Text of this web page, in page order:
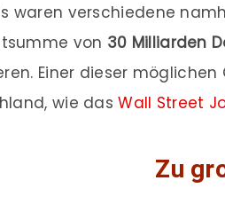
waren verschiedene
von 30 Milliarden
Einer dieser
wie dasWall Street
Zu